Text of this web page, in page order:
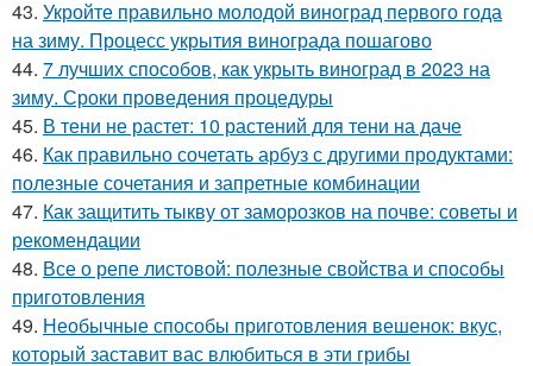
43. Укройте правильно молодой виноград первого года
на зиму. Процесс укрытия винограда пошагово
44. 7 лучших способов, как укрыть виноград в 2023 на
зиму. Сроки проведения процедуры
45. В тени не растет: 10 растений для тени на даче
46. Как правильно сочетать арбуз с другими продуктами:
полезные сочетания и запретные комбинации
47. Как защитить тыкву от заморозков на почве: советы и
рекомендации
48. Все о репе листовой: полезные свойства и способы
приготовления
49. Необычные способы приготовления вешенок: вкус,
который заставит вас влюбиться в эти грибы